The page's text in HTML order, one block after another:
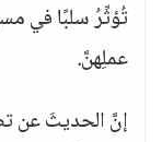
تُؤثِّرُ سلبًا في
عملِهنَّ.
إنَّ الحديثَ عن